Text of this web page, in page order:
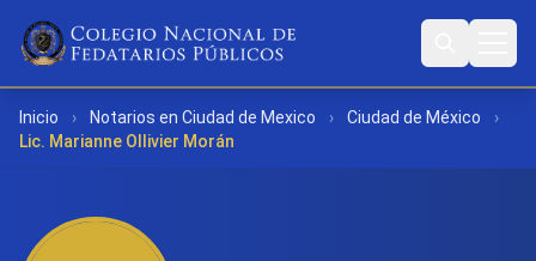
Inicio › Notarios en Ciudad de Mexico › Ciudad de México
›
Lic. Marianne Ollivier Morán